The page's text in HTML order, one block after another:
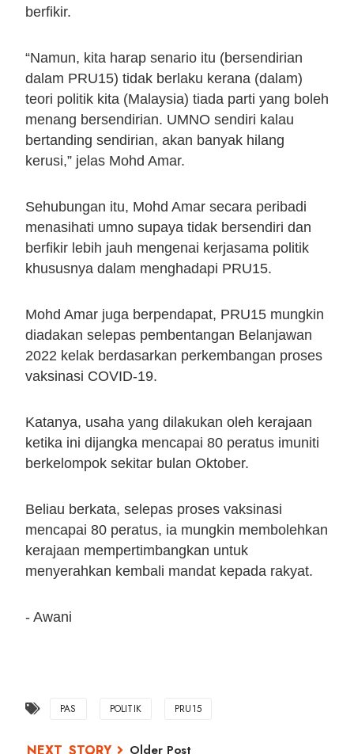
berfikir.
“Namun, kita harap senario itu (bersendirian
dalam PRU15) tidak berlaku kerana (dalam)
teori politik kita (Malaysia) tiada parti yang boleh
menang bersendirian. UMNO sendiri kalau
bertanding sendirian, akan banyak hilang
kerusi,” jelas Mohd Amar.
Sehubungan itu, Mohd Amar secara peribadi
menasihati umno supaya tidak bersendiri dan
berfikir lebih jauh mengenai kerjasama politik
khususnya dalam menghadapi PRU15.
Mohd Amar juga berpendapat, PRU15 mungkin
diadakan selepas pembentangan Belanjawan
2022 kelak berdasarkan perkembangan proses
vaksinasi COVID-19.
Katanya, usaha yang dilakukan oleh kerajaan
ketika ini dijangka mencapai 80 peratus imuniti
berkelompok sekitar bulan Oktober.
Beliau berkata, selepas proses vaksinasi
mencapai 80 peratus, ia mungkin membolehkan
kerajaan mempertimbangkan untuk
menyerahkan kembali mandat kepada rakyat.
- Awani
PAS POLITIK PRU15
Older Post